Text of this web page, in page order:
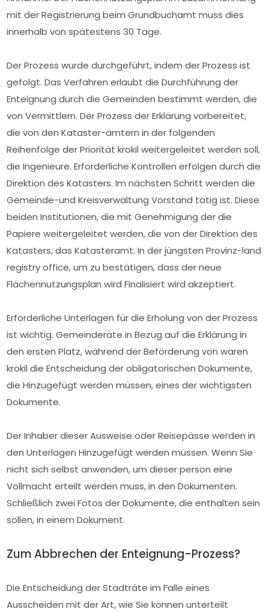
mit der Registrierung beim Grundbuchamt muss dies
innerhalb von spätestens 30 Tage.
Der Prozess wurde durchgeführt, indem der Prozess ist
gefolgt. Das Verfahren erlaubt die Durchführung der
Enteignung durch die Gemeinden bestimmt werden, die
von Vermittlern. Der Prozess der Erklärung vorbereitet,
die von den Kataster-ämtern in der folgenden
Reihenfolge der Priorität krokil weitergeleitet werden soll,
die Ingenieure. Erforderliche Kontrollen erfolgen durch die
Direktion des Katasters. Im nächsten Schritt werden die
Gemeinde-und Kreisverwaltung Vorstand tätig ist. Diese
beiden Institutionen, die mit Genehmigung der die
Papiere weitergeleitet werden, die von der Direktion des
Katasters, das Katasteramt. In der jüngsten Provinz-land
registry office, um zu bestätigen, dass der neue
Flächennutzungsplan wird Finalisiert wird akzeptiert.
Erforderliche Unterlagen für die Erholung von der Prozess
ist wichtig. Gemeinderäte in Bezug auf die Erklärung in
den ersten Platz, während der Beförderung von waren
krokil die Entscheidung der obligatorischen Dokumente,
die Hinzugefügt werden müssen, eines der wichtigsten
Dokumente.
Der Inhaber dieser Ausweise oder Reisepässe werden in
den Unterlagen Hinzugefügt werden müssen. Wenn Sie
nicht sich selbst anwenden, um dieser person eine
Vollmacht erteilt werden muss, in den Dokumenten.
Schließlich zwei Fotos der Dokumente, die enthalten sein
sollen, in einem Dokument.
Zum Abbrechen der Enteignung-Prozess?
Die Entscheidung der Stadträte im Falle eines
Ausscheiden mit der Art, wie Sie können unterteilt